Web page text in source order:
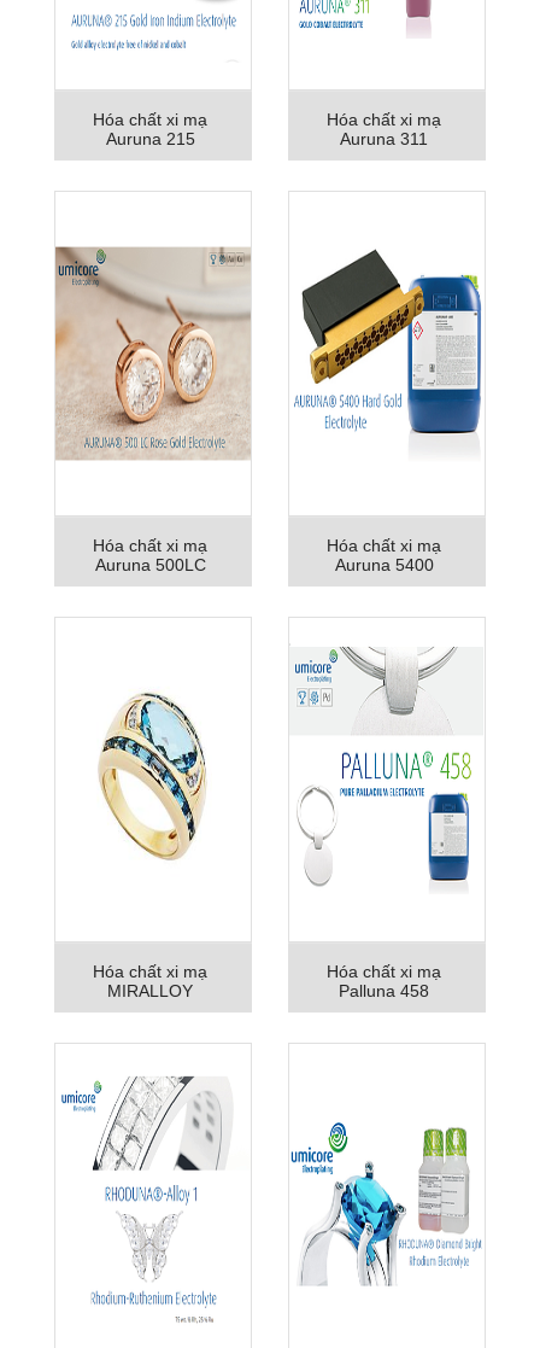
Hóa chất xi mạ
Auruna 215
Hóa chất xi mạ
Auruna 311
Hóa chất xi mạ
Auruna 500LC
Hóa chất xi mạ
Auruna 5400
Hóa chất xi mạ
MIRALLOY
Hóa chất xi mạ
Palluna 458